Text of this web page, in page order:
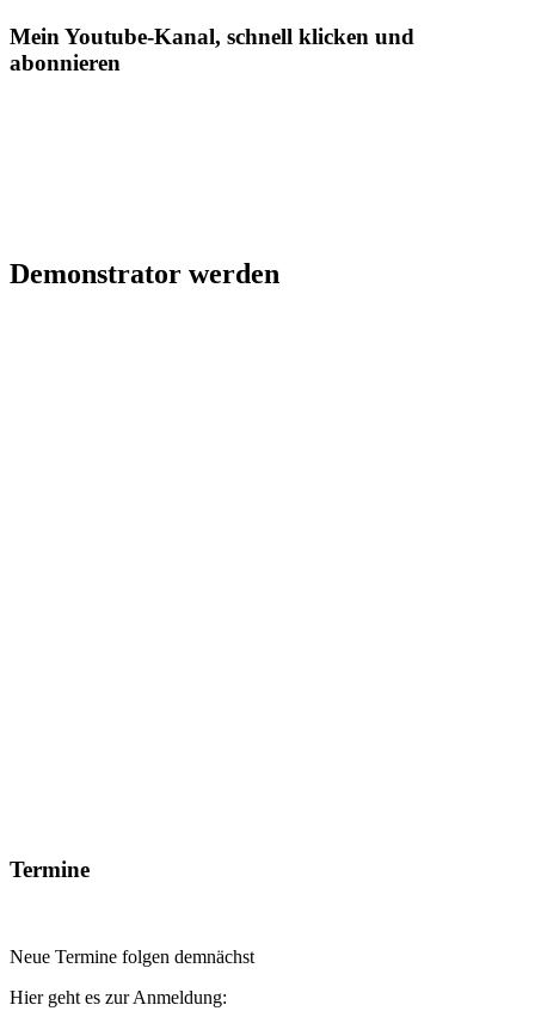
Mein Youtube-Kanal, schnell klicken und
abonnieren
Demonstrator werden
Termine
Neue Termine folgen demnächst
Hier geht es zur Anmeldung: